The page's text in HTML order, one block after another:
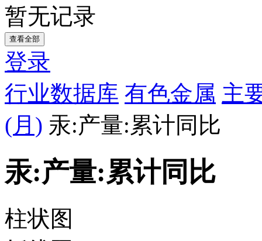
暂无记录
查看全部
登录
行业数据库 有色金属 主
(月) 汞:产量:累计同比
汞:产量:累计同比
柱状图